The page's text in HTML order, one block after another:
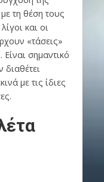
τη θέση τους
και οι
«τάσεις»
σημαντικό
διαθέτει
με τις ίδιες